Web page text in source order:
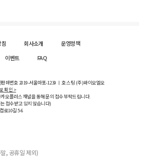
침 회사소개
운영정책
이벤트 FAQ
매번호 2019-서울마포-1239 ㅣ 호스팅 (주)와이오엘오
확인 >
오플러스 채널을 통해 문의 접수 부탁드립니다.
접수받고 있지 않습니다)
로10길5-6
, 공휴일 제외)